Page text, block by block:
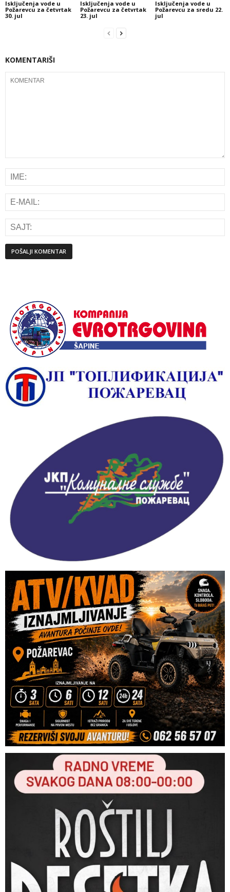
Isključenja vode u
Požarevcu za četvrtak
30. jul
Isključenja vode u
Požarevcu za četvrtak
23. jul
Isključenja vode u
Požarevcu za sredu 22.
jul
KOMENTARIŠI